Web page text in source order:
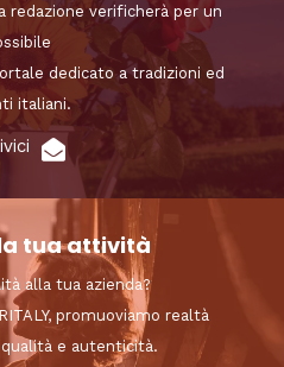
redazione verificherà per un
dedicato a tradizioni ed
italiani.
tua attività
alla tua azienda?
promuoviamo realtà
e autenticità.